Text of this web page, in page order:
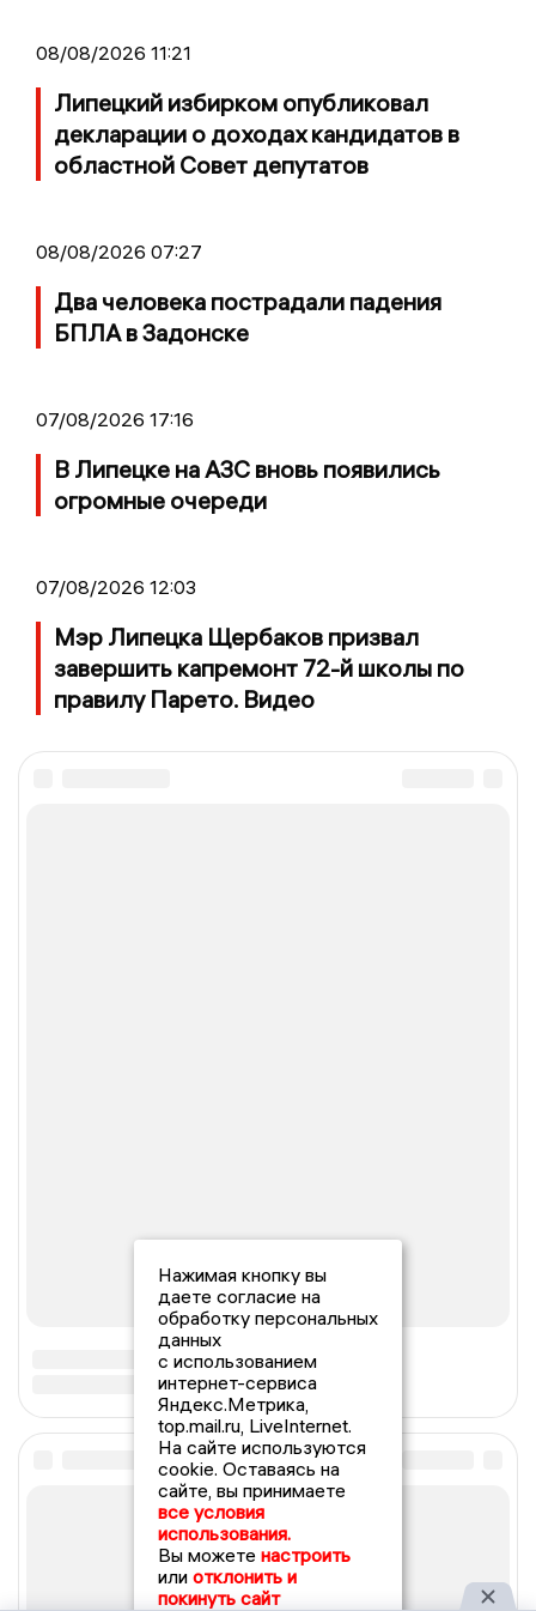
08/08/2026 11:21
Липецкий избирком опубликовал
декларации о доходах кандидатов в
областной Совет депутатов
08/08/2026 07:27
Два человека пострадали падения
БПЛА в Задонске
07/08/2026 17:16
В Липецке на АЗС вновь появились
огромные очереди
07/08/2026 12:03
Мэр Липецка Щербаков призвал
завершить капремонт 72-й школы по
правилу Парето. Видео
Нажимая кнопку вы
даете согласие на
обработку персональных
данных
с использованием
интернет-сервиса
Яндекс.Метрика,
top.mail.ru, LiveInternet.
На сайте используются
cookie. Оставаясь на
сайте, вы принимаете
все условия
использования.
Вы можете настроить
или отклонить и
покинуть сайт